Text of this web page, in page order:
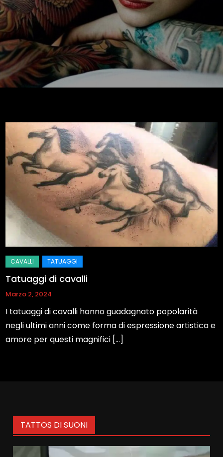
Tatuaggi di cavalli
Marzo 2, 2024
I tatuaggi di cavalli hanno guadagnato popolarità
negli ultimi anni come forma di espressione artistica e
amore per questi magnifici […]
TATTOS DI SUONI